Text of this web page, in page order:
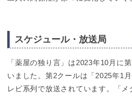
スケジュール・放送局
「薬屋の独り言」は2023年10月に
いました。第2クールは「2025年1
レビ系列で放送されています。「メ